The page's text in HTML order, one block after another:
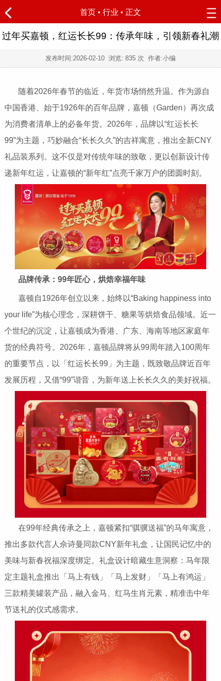
首页 • 行业 • 正文
过年买嘉顿，红运长长99：传承年味，引领新春礼潮
发布时间:2026-02-10 浏览: 835 次 作者:小编
随着2026年春节的临近，年货市场悄然升温。作为源自
中国香港、始于1926年的百年品牌，嘉顿（Garden）再次成
为消费者清单上的必备年货。2026年，品牌以“红运长长
99”为主题，巧妙融合“长长久久”的吉祥寓意，推出全新CNY
礼品装系列。这不仅是对传统年味的致敬，更以创新设计传
递新年红运，让嘉顿的“新年红”点亮千家万户的团圆时刻。
品牌传承： 99年匠心，烘焙幸福年味
嘉顿自1926年创立以来，始终以“Baking happiness into
your life”为核心理念，深耕饼干、糖果等烘焙食品领域。近一
个世纪的沉淀，让嘉顿成为香港、广东、海南等地区家庭年
货的经典符号。2026年，嘉顿品牌将从99周年踏入100周年
的重要节点，以「红运长长99」为主题，既致敬品牌近百年
发展历程，又借“99”谐音，为新年送上长长久久的美好祝福。
在99年经典传承之上，嘉顿紧扣“骐骥送福”的马年寓意，
推出多款代言人佘诗曼同款CNY新年礼盒，让国民记忆中的
美味与新春祝福深度绑定。礼盒设计暗藏生意洞察：马年限
定主题礼盒推出「马上有钱」「马上发财」「马上有鸿运」
三款精美罐装产品，融入金马、红马生肖元素，精准击中年
节送礼的仪式感需求。